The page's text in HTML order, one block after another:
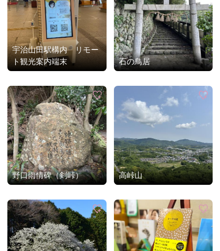
宇治山田駅構内 リモー
ト観光案内端末
石の鳥居
野口雨情碑（剣峠） 高峠山